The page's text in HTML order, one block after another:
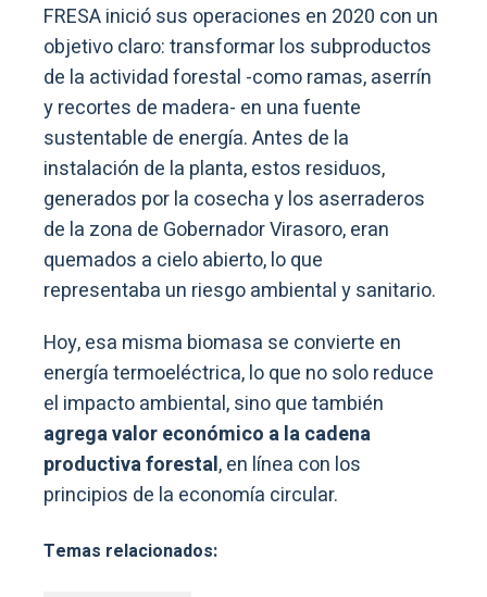
FRESA inició sus operaciones en 2020 con un
objetivo claro: transformar los subproductos
de la actividad forestal -como ramas, aserrín
y recortes de madera- en una fuente
sustentable de energía. Antes de la
instalación de la planta, estos residuos,
generados por la cosecha y los aserraderos
de la zona de Gobernador Virasoro, eran
quemados a cielo abierto, lo que
representaba un riesgo ambiental y sanitario.
Hoy, esa misma biomasa se convierte en
energía termoeléctrica, lo que no solo reduce
el impacto ambiental, sino que también
agrega valor económico a la cadena
productiva forestal, en línea con los
principios de la economía circular.
Temas relacionados: